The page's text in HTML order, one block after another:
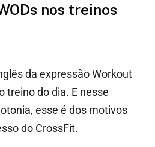
nos treinos
da expressão Workout
treino do dia. E nesse
esse é dos motivos
do CrossFit.